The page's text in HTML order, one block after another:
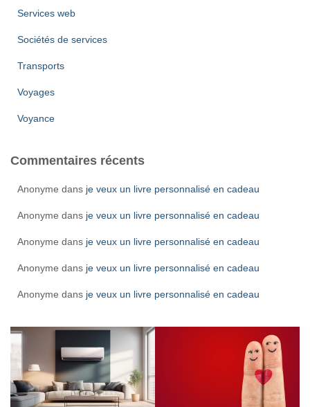
Services web
Sociétés de services
Transports
Voyages
Voyance
Commentaires récents
Anonyme dans je veux un livre personnalisé en cadeau
Anonyme dans je veux un livre personnalisé en cadeau
Anonyme dans je veux un livre personnalisé en cadeau
Anonyme dans je veux un livre personnalisé en cadeau
Anonyme dans je veux un livre personnalisé en cadeau